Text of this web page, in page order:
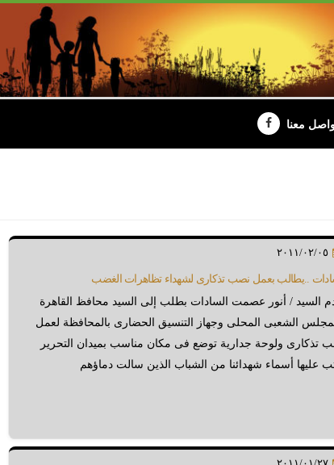
معنا
٢٠١١/٠٢/٠٥
..يطالب بعمل نصب تذكارى لشهداء تظاهرات الغضب
السيد / أنور عصمت السادات بطلب إلى السيد محافظ القاهرة
الشعبى المحلى وجهاز التنسيق الحضارى بالمحافظة لعمل
تذكارى ولوحة جدارية توضع فى مكان مناسب بميدان التحرير
عليها أسماء شهدائنا من الشباب الذين سالت دماؤهم